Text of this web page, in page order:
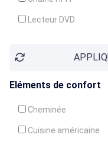
Lecteur DVD
Eléments de confort
Cheminée
Cuisine américaine